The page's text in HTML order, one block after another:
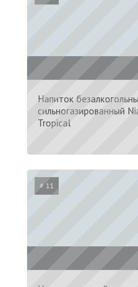
Напиток
сильногазированный
Tropical
# 11